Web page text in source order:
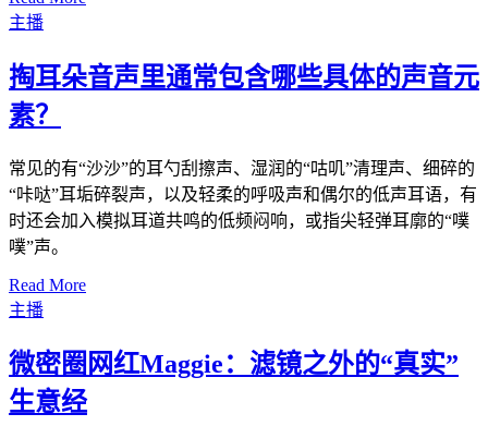
主播
掏耳朵音声里通常包含哪些具体的声音元
素？
常见的有“沙沙”的耳勺刮擦声、湿润的“咕叽”清理声、细碎的
“咔哒”耳垢碎裂声，以及轻柔的呼吸声和偶尔的低声耳语，有
时还会加入模拟耳道共鸣的低频闷响，或指尖轻弹耳廓的“噗
噗”声。
Read More
主播
微密圈网红Maggie：滤镜之外的“真实”
生意经